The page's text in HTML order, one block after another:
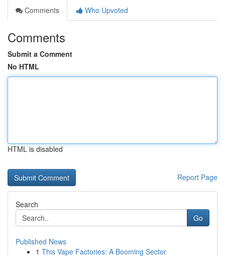
Comments
Who Upvoted
Comments
Submit a Comment
No HTML
HTML is disabled
Report Page
Search
Go
Published News
1 This Vape Factories: A Booming Sector